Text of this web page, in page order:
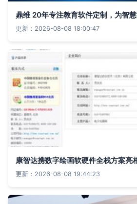
鼎维 20年专注教育软件定制，为智
更新：2026-08-08 18:00:47
更新：2026-08-08 19:44:23